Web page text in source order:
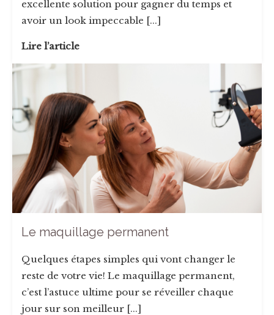
excellente solution pour gagner du temps et
avoir un look impeccable [...]
Lire l’article
Le maquillage permanent
Quelques étapes simples qui vont changer le
reste de votre vie! Le maquillage permanent,
c’est l’astuce ultime pour se réveiller chaque
jour sur son meilleur [...]